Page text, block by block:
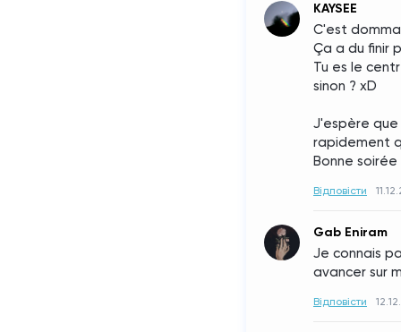
KAYSEE
C'est
Ça a du finir
Tu es le
sinon ? xD
J'espère
rapidement
Bonne soirée
Відповісти
Gab Eniram
Je connais
avancer sur
Відповісти